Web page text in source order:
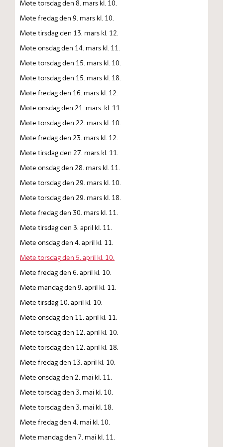
Møte torsdag den 8. mars kl. 10.
Møte fredag den 9. mars kl. 10.
Møte tirsdag den 13. mars kl. 12.
Møte onsdag den 14. mars kl. 11.
Møte torsdag den 15. mars kl. 10.
Møte torsdag den 15. mars kl. 18.
Møte fredag den 16. mars kl. 12.
Møte onsdag den 21. mars. kl. 11.
Møte torsdag den 22. mars kl. 10.
Møte fredag den 23. mars kl. 12.
Møte tirsdag den 27. mars kl. 11.
Møte onsdag den 28. mars kl. 11.
Møte torsdag den 29. mars kl. 10.
Møte torsdag den 29. mars kl. 18.
Møte fredag den 30. mars kl. 11.
Møte tirsdag den 3. april kl. 11.
Møte onsdag den 4. april kl. 11.
Møte torsdag den 5. april kl. 10.
Møte fredag den 6. april kl. 10.
Møte mandag den 9. april kl. 11.
Møte tirsdag 10. april kl. 10.
Møte onsdag den 11. april kl. 11.
Møte torsdag den 12. april kl. 10.
Møte torsdag den 12. april kl. 18.
Møte fredag den 13. april kl. 10.
Møte onsdag den 2. mai kl. 11.
Møte torsdag den 3. mai kl. 10.
Møte torsdag den 3. mai kl. 18.
Møte fredag den 4. mai kl. 10.
Møte mandag den 7. mai kl. 11.